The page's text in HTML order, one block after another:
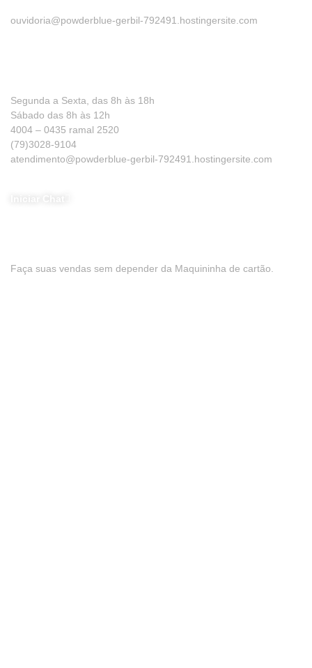
ouvidoria@powderblue-gerbil-792491.hostingersite.com
Segunda a Sexta, das 8h às 18h
Sábado das 8h às 12h
4004 – 0435 ramal 2520
(79)3028-9104
atendimento@powderblue-gerbil-792491.hostingersite.com
Faça suas vendas sem depender da Maquininha de cartão.